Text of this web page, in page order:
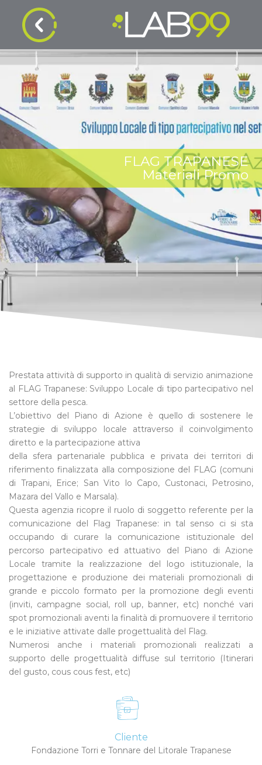
FLAG TRAPANESE
Materiali Promo
Prestata attività di supporto in qualità di servizio animazione
al FLAG Trapanese: Sviluppo Locale di tipo partecipativo nel
settore della pesca.
L’obiettivo del Piano di Azione è quello di sostenere le
strategie di sviluppo locale attraverso il coinvolgimento
diretto e la partecipazione attiva
della sfera partenariale pubblica e privata dei territori di
riferimento finalizzata alla composizione del FLAG (comuni
di Trapani, Erice; San Vito lo Capo, Custonaci, Petrosino,
Mazara del Vallo e Marsala).
Questa agenzia ricopre il ruolo di soggetto referente per la
comunicazione del Flag Trapanese: in tal senso ci si sta
occupando di curare la comunicazione istituzionale del
percorso partecipativo ed attuativo del Piano di Azione
Locale tramite la realizzazione del logo istituzionale, la
progettazione e produzione dei materiali promozionali di
grande e piccolo formato per la promozione degli eventi
(inviti, campagne social, roll up, banner, etc) nonché vari
spot promozionali aventi la finalità di promuovere il territorio
e le iniziative attivate dalle progettualità del Flag.
Numerosi anche i materiali promozionali realizzati a
supporto delle progettualità diffuse sul territorio (Itinerari
del gusto, cous cous fest, etc)
Cliente
Fondazione Torri e Tonnare del Litorale Trapanese